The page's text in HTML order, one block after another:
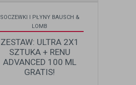
SOCZEWKI I PŁYNY BAUSCH &
LOMB
ZESTAW: ULTRA 2X1
SZTUKA + RENU
ADVANCED 100 ML
GRATIS!